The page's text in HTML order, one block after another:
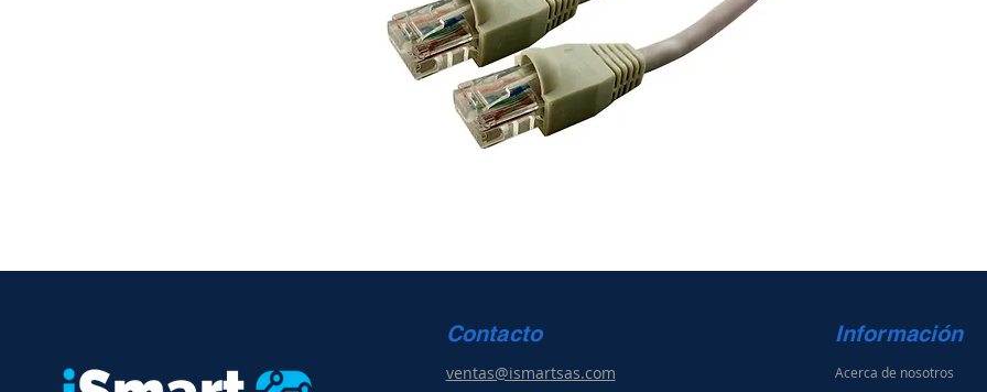
Contacto
ventas@ismartsas.com
Información
Acerca de nosotros